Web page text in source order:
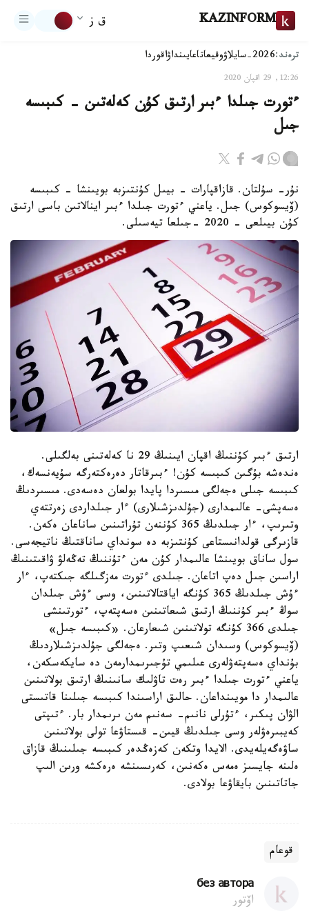
KAZINFORM ق ز
ترەند:2026-سايلاۋ وقيعاتاعايىنداۋاقوردا
12:26, 29 اقپان 2020
ءتورت جىلدا ءبىر ارتىق كۇن كەلەتىن - كىبىسە
جىل
نۇر- سۇلتان. قازاقپارات - بيىل كۇنتىزبە بويىنشا - كىبىسە
(ۆيسوكوس) جىل. ياعني ءتورت جىلدا ءبىر اينالاتىن باسى ارتىق
كۇن بيىلعى - 2020 -جىلعا تيەسىلى.
ارتىق ءبىر كۇننىڭ اقپان ايىنىڭ 29 نا كەلەتىنى بەلگىلى.
ەندەشە بۇگىن كىبىسە كۇن! ءبىرقاتار دەرەكتەرگە سۇيەنسەك،
كىبىسە جىلى ەجەلگى مىسىردا پايدا بولعان دەسەدى. مىسىردىڭ
ەسەپشى- عالىمدارى (جۇلدىزشىلارى) ءار جىلداردى زەرتتەي
وتىرىپ، ءار جىلدىڭ 365 كۇننەن تۇراتىنىن ساناعان ەكەن.
قازىرگى قولدانىستاعى كۇنتىزبە دە سونداي ساناقتىڭ ناتيجەسى.
سول ساناق بويىنشا عالىمدار كۇن مەن ءتۇننىڭ تەڭەلۋ ۋاقىتىنىڭ
اراسىن جىل دەپ اتاعان. جىلدى ءتورت مەزگىلگە جىكتەپ، ءار
ءۇش جىلدىڭ 365 كۇنگە اياقتالاتىنىن، وسى ءۇش جىلدان
سوڭ ءبىر كۇننىڭ ارتىق شىعاتىنىن ەسەپتەپ، ءتورتىنشى
جىلدى 366 كۇنگە تولاتىنىن شىعارعان. «كىبىسە جىل»
(ۆيسوكوس) وسىدان شىعىپ وتىر. ەجەلگى جۇلدىزشىلاردىڭ
بۇنداي ەسەپتەۋلەرى عىلىمي تۇجىرىمدارمەن دە سايكەسكەن،
ياعني ءتورت جىلدا ءبىر رەت تاۋلىك سانىنىڭ ارتىق بولاتىنىن
عالىمدار دا مويىنداعان. حالىق اراسىندا كىبىسە جىلىنا قاتىستى
الۋان پىكىر، ءتۇرلى نانىم- سەنىم مەن ىرىمدار بار. ءتىپتى
كەيبىرەۋلەر وسى جىلدىڭ قيىن- قىستاۋعا تولى بولاتىنىن
ساۋەگەيلەيدى. الايدا وتكەن كەزەڭدەر كىبىسە جىلىنىڭ قازاق
ەلىنە جايسىز ەمەس ەكەنىن، كەرىسىنشە ەرەكشە ورىن الىپ
جاتاتىنىن بايقاۋعا بولادى.
قوعام
без автора
اۆتور